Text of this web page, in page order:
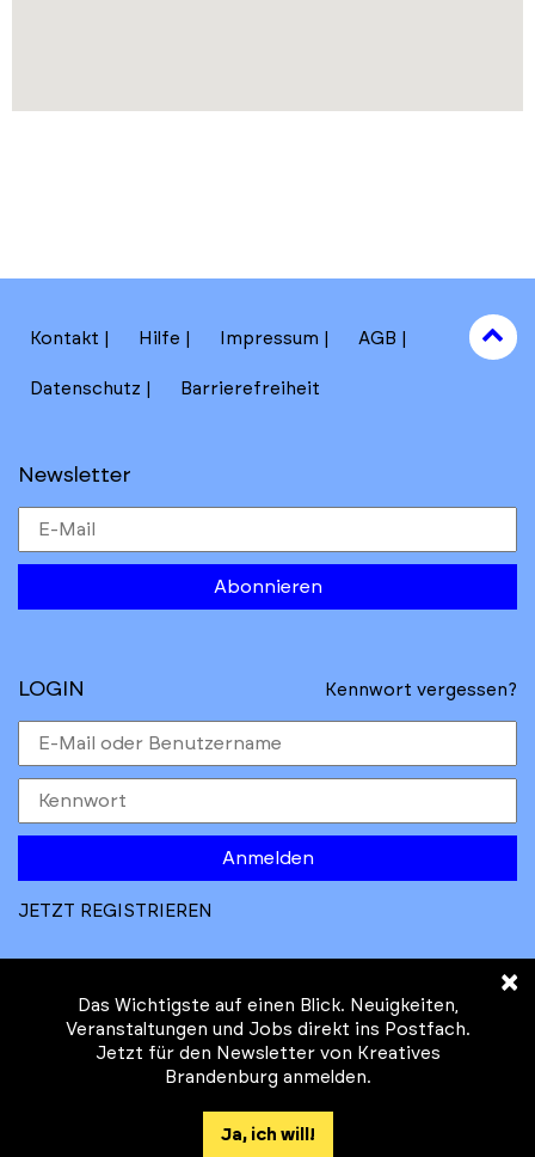
Kontakt Hilfe Impressum AGB
Datenschutz Barrierefreiheit
Newsletter
Abonnieren
to
top
LOGIN Kennwort vergessen?
Anmelden
JETZT REGISTRIEREN
© Kreatives Brandenburg im Auftrag des
Klimaschutz des Landes Brandenburg
×
Das Wichtigste auf einen Blick. Neuigkeiten,
Veranstaltungen und Jobs direkt ins Postfach.
Jetzt für den Newsletter von Kreatives
Brandenburg anmelden.
Ja, ich will!